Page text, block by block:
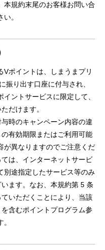
本規約末尾のお客様お問い合
。
Vポイントは、しまうまプリ
振り出す口座に付与され、
ントサービスに限定して、
だけます。
時のキャンペーン内容の違
有効期限またはご利用可能
が異なりますのでご注意くだ
は、インターネットサービ
別途指定したサービス等のみ
ます。なお、本規約第 5 条
いただくことにより、当該
含むポイントプログラム参